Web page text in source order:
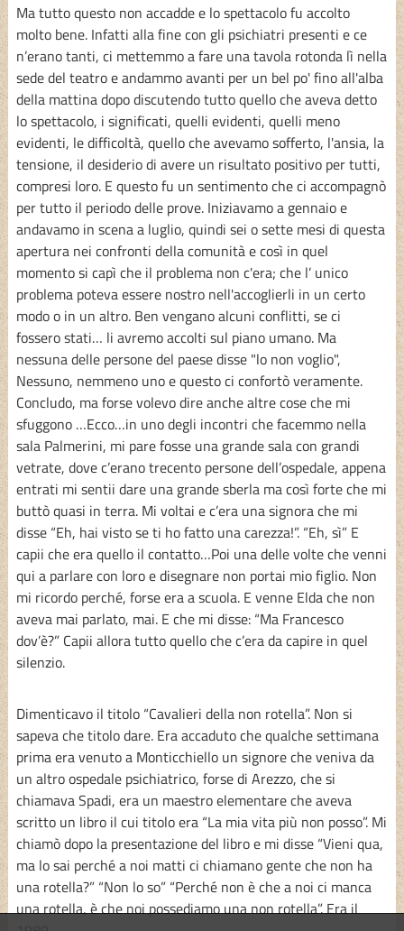
Ma tutto questo non accadde e lo spettacolo fu accolto
molto bene. Infatti alla fine con gli psichiatri presenti e ce
n’erano tanti, ci mettemmo a fare una tavola rotonda lì nella
sede del teatro e andammo avanti per un bel po' fino all'alba
della mattina dopo discutendo tutto quello che aveva detto
lo spettacolo, i significati, quelli evidenti, quelli meno
evidenti, le difficoltà, quello che avevamo sofferto, l'ansia, la
tensione, il desiderio di avere un risultato positivo per tutti,
compresi loro. E questo fu un sentimento che ci accompagnò
per tutto il periodo delle prove. Iniziavamo a gennaio e
andavamo in scena a luglio, quindi sei o sette mesi di questa
apertura nei confronti della comunità e così in quel
momento si capì che il problema non c'era; che l’ unico
problema poteva essere nostro nell'accoglierli in un certo
modo o in un altro. Ben vengano alcuni conflitti, se ci
fossero stati… li avremo accolti sul piano umano. Ma
nessuna delle persone del paese disse "lo non voglio",
Nessuno, nemmeno uno e questo ci confortò veramente.
Concludo, ma forse volevo dire anche altre cose che mi
sfuggono …Ecco…in uno degli incontri che facemmo nella
sala Palmerini, mi pare fosse una grande sala con grandi
vetrate, dove c’erano trecento persone dell’ospedale, appena
entrati mi sentii dare una grande sberla ma così forte che mi
buttò quasi in terra. Mi voltai e c’era una signora che mi
disse “Eh, hai visto se ti ho fatto una carezza!”. “Eh, sì” E
capii che era quello il contatto…Poi una delle volte che venni
qui a parlare con loro e disegnare non portai mio figlio. Non
mi ricordo perché, forse era a scuola. E venne Elda che non
aveva mai parlato, mai. E che mi disse: “Ma Francesco
dov’è?” Capii allora tutto quello che c’era da capire in quel
silenzio.
Dimenticavo il titolo “Cavalieri della non rotella”. Non si
sapeva che titolo dare. Era accaduto che qualche settimana
prima era venuto a Monticchiello un signore che veniva da
un altro ospedale psichiatrico, forse di Arezzo, che si
chiamava Spadi, era un maestro elementare che aveva
scritto un libro il cui titolo era “La mia vita più non posso”. Mi
chiamò dopo la presentazione del libro e mi disse “Vieni qua,
ma lo sai perché a noi matti ci chiamano gente che non ha
una rotella?” “Non lo so” “Perché non è che a noi ci manca
una rotella, è che noi possediamo una non rotella”. Era il